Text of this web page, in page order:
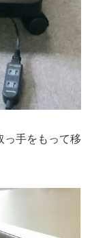
っ手をもって移